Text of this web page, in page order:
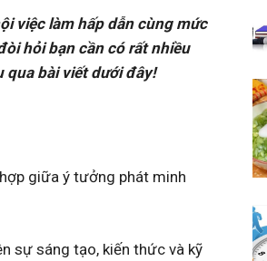
việc làm hấp dẫn cùng mức
hỏi bạn cần có rất nhiều
qua bài viết dưới đây!
giữa ý tưởng phát minh
sự sáng tạo, kiến thức và kỹ